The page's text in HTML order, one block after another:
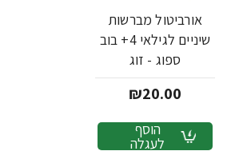
אורביטול מברשות
שיניים לגילאי 4+ בוב
ספוג - זוג
₪20.00
הוסף
לעגלה